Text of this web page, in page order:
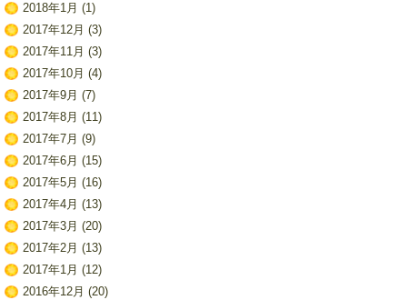
2018年1月 (1)
2017年12月 (3)
2017年11月 (3)
2017年10月 (4)
2017年9月 (7)
2017年8月 (11)
2017年7月 (9)
2017年6月 (15)
2017年5月 (16)
2017年4月 (13)
2017年3月 (20)
2017年2月 (13)
2017年1月 (12)
2016年12月 (20)